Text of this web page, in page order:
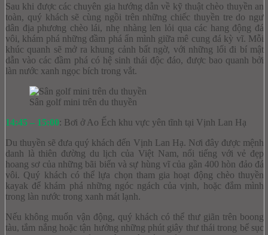
Sau khi được các chuyên gia hướng dẫn về kỹ thuật chèo thuyền an
toàn, quý khách sẽ cùng ngồi trên những chiếc thuyền tre do ngư
dân địa phương chèo lái, nhẹ nhàng len lỏi qua các hang động đá
vôi, khám phá những đầm phá ẩn mình giữa mê cung đá kỳ vĩ. Mỗi
khúc quanh sẽ mở ra khung cảnh bất ngờ, với những lối đi bí mật
dẫn vào các đầm phá có hệ sinh thái độc đáo, được bao quanh bởi
làn nước xanh ngọc bích trong vắt.
Sân golf mini trên du thuyền
14:45 – 15:00: Bơi ở Ao Ếch khu vực yên tĩnh tại Vịnh Lan Hạ
Du thuyền sẽ đưa quý khách đến Vịnh Lan Hạ. Nơi đây được mệnh
danh là thiên đường du lịch của Việt Nam, nổi tiếng với vẻ đẹp
hoang sơ của những bãi biển và sự hùng vĩ của gần 400 hòn đảo đá
vôi. Quý khách có thể lựa chọn tham gia hoạt động chèo thuyền
kayak để khám phá những ngóc ngách của vịnh, hoặc đắm mình
trong làn nước trong xanh mát lạnh.
Nếu không muốn vận động, quý khách có thể thư giãn trên boong
tàu, tắm nắng hoặc tận hưởng những phút giây thư thái trong bể sục